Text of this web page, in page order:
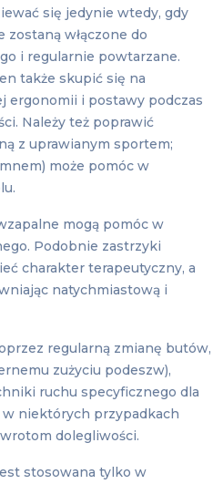
się jedynie wtedy, gdy
zostaną włączone do
i regularnie powtarzane.
także skupić się na
ergonomii i postawy podczas
Należy też poprawić
z uprawianym sportem;
może pomóc w
mogą pomóc w
Podobnie zastrzyki
charakter terapeutyczny, a
natychmiastową i
regularną zmianę butów,
zużyciu podeszw),
ruchu specyficznego dla
niektórych przypadkach
dolegliwości.
stosowana tylko w